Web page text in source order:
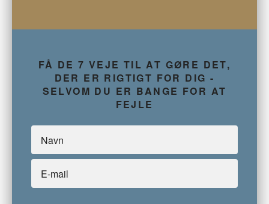
FÅ DE 7 VEJE TIL AT GØRE DET,
DER ER RIGTIGT FOR DIG -
SELVOM DU ER BANGE FOR AT
FEJLE